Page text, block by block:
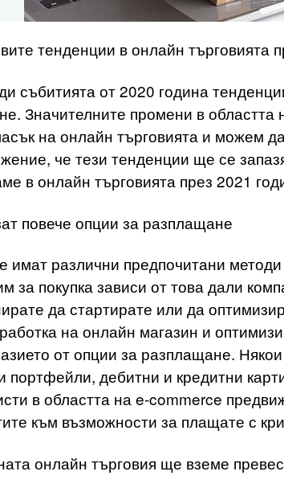
тенденции в онлайн търговията
събитията от 2020 година
Значителните промени в областта
на онлайн търговията и можем
че тези тенденции ще се
в онлайн търговията през 2021
повече опции за разплащане
имат различни предпочитани
за покупка зависи от това дали
да стартирате или да
на онлайн магазин и
от опции за разплащане.
портфейли, дебитни и кредитни
в областта на e-commerce
към възможности за плащате с
онлайн търговия ще вземе превес